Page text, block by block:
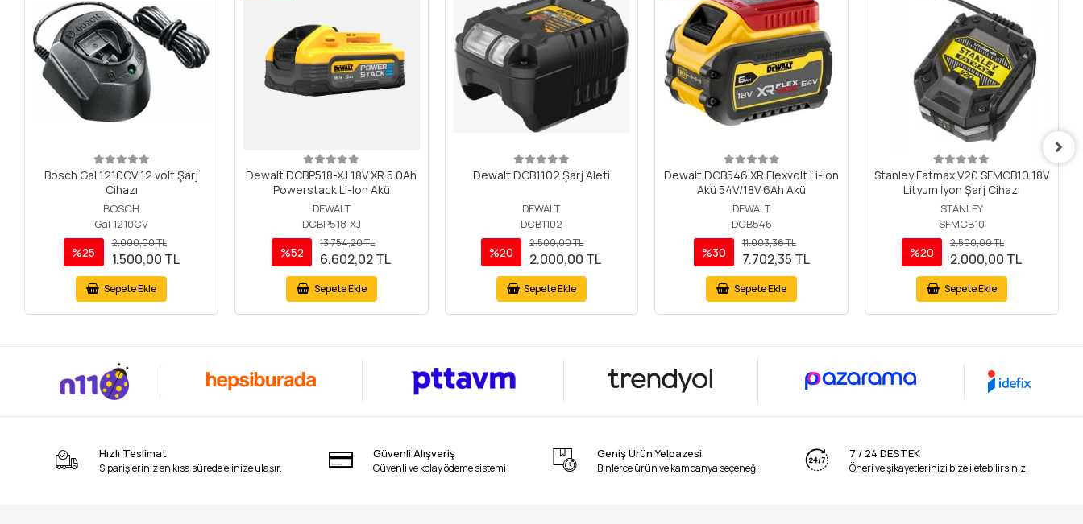
Bosch Gal 1210CV 12 volt Şarj
Cihazı
BOSCH
Gal 1210CV
%25
2.000,00 TL
1.500,00 TL
Sepete Ekle
Dewalt DCBP518-XJ 18V XR 5.0Ah
Powerstack Li-Ion Akü
DEWALT
DCBP518-XJ
%52
13.754,20 TL
6.602,02 TL
Sepete Ekle
Dewalt DCB1102 Şarj Aleti
DEWALT
DCB1102
%20
2.500,00 TL
2.000,00 TL
Sepete Ekle
Dewalt DCB546 XR Flexvolt Li-ion
Akü 54V/18V 6Ah Akü
DEWALT
DCB546
%30
11.003,36 TL
7.702,35 TL
Sepete Ekle
Stanley Fatmax V20 SFMCB10 18V
Lityum İyon Şarj Cihazı
STANLEY
SFMCB10
%20
2.500,00 TL
2.000,00 TL
Sepete Ekle
Hızlı Teslimat
Siparişleriniz en kısa sürede elinize ulaşır.
Güvenli Alışveriş
Güvenli ve kolay ödeme sistemi
Geniş Ürün Yelpazesi
Binlerce ürün ve kampanya seçeneği
7 / 24 DESTEK
Öneri ve şikayetlerinizi bize iletebilirsiniz.